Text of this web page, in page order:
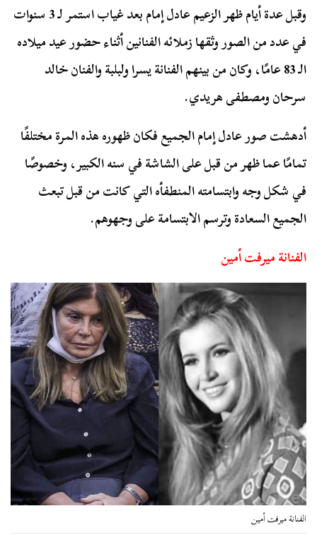
وقبل عدة أيام ظهر الزعيم عادل إمام بعد غياب استمر لـ 3 سنوات
في عدد من الصور وثقها زملائه الفنانين أثناء حضور عيد ميلاده
الـ 83 عامًا، وكان من بينهم الفنانة يسرا ولبلبة والفنان خالد
سرحان ومصطفى هريدي.
أدهشت صور عادل إمام الجميع فكان ظهوره هذه المرة مختلفًا
تمامًا عما ظهر من قبل على الشاشة في سنه الكبير، وخصوصًا
في شكل وجه وابتسامته المنطفأه التي كانت من قبل تبعث
الجميع السعادة وترسم الابتسامة على وجهوهم.
الفنانة ميرفت أمين
الفنانة ميرفت أمين